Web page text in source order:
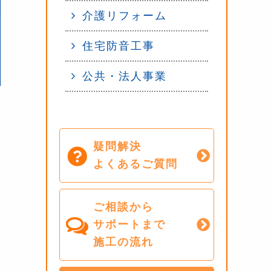
介護リフォーム
住宅防音工事
公共・法人事業
疑問解決
よくあるご質問
ご相談から
サポートまで
施工の流れ